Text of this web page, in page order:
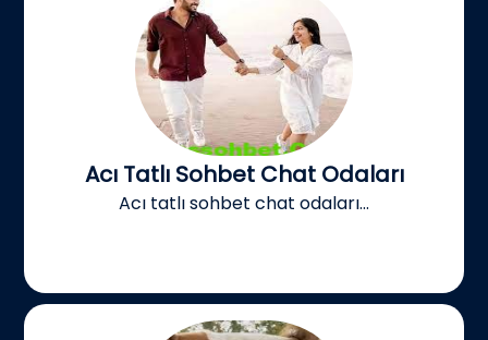
Acı Tatlı Sohbet Chat Odaları
Acı tatlı sohbet chat odaları...